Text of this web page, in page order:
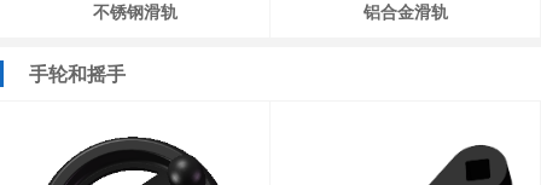
不锈钢滑轨 铝合金滑轨
手轮和摇手